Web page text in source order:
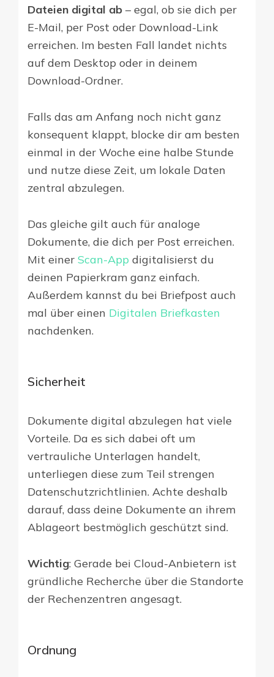
Dateien digital ab – egal, ob sie dich per
E-Mail, per Post oder Download-Link
erreichen. Im besten Fall landet nichts
auf dem Desktop oder in deinem
Download-Ordner.
Falls das am Anfang noch nicht ganz
konsequent klappt, blocke dir am besten
einmal in der Woche eine halbe Stunde
und nutze diese Zeit, um lokale Daten
zentral abzulegen.
Das gleiche gilt auch für analoge
Dokumente, die dich per Post erreichen.
Mit einer Scan-App digitalisierst du
deinen Papierkram ganz einfach.
Außerdem kannst du bei Briefpost auch
mal über einen Digitalen Briefkasten
nachdenken.
Sicherheit
Dokumente digital abzulegen hat viele
Vorteile. Da es sich dabei oft um
vertrauliche Unterlagen handelt,
unterliegen diese zum Teil strengen
Datenschutzrichtlinien. Achte deshalb
darauf, dass deine Dokumente an ihrem
Ablageort bestmöglich geschützt sind.
Wichtig: Gerade bei Cloud-Anbietern ist
gründliche Recherche über die Standorte
der Rechenzentren angesagt.
Ordnung